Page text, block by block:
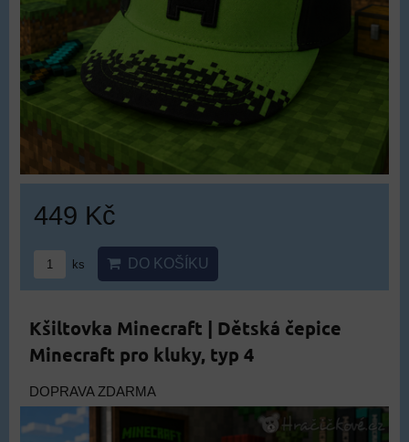
449 Kč
ks DO KOŠÍKU
Kšiltovka Minecraft | Dětská čepice
Minecraft pro kluky, typ 4
DOPRAVA ZDARMA